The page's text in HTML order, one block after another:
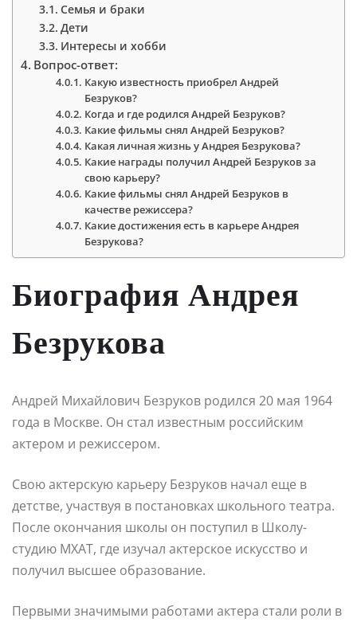
Семья и браки
Дети
Интересы и хобби
Вопрос-ответ:
Какую известность приобрел Андрей
Безруков?
Когда и где родился Андрей Безруков?
Какие фильмы снял Андрей Безруков?
Какая личная жизнь у Андрея Безрукова?
Какие награды получил Андрей Безруков за
свою карьеру?
Какие фильмы снял Андрей Безруков в
качестве режиссера?
Какие достижения есть в карьере Андрея
Безрукова?
Биография Андрея
Безрукова
Андрей Михайлович Безруков родился 20 мая 1964
года в Москве. Он стал известным российским
актером и режиссером.
Свою актерскую карьеру Безруков начал еще в
детстве, участвуя в постановках школьного театра.
После окончания школы он поступил в Школу-
студию МХАТ, где изучал актерское искусство и
получил высшее образование.
Первыми значимыми работами актера стали роли в